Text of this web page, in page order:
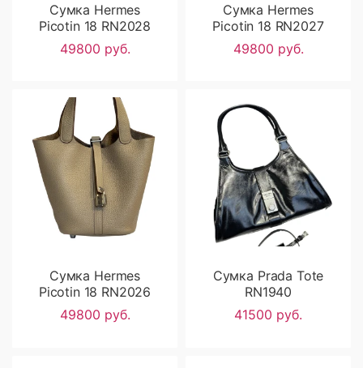
Сумка Hermes
Picotin 18 RN2028
49800 руб.
Сумка Hermes
Picotin 18 RN2027
49800 руб.
Сумка Hermes
Picotin 18 RN2026
49800 руб.
Сумка Prada Tote
RN1940
41500 руб.